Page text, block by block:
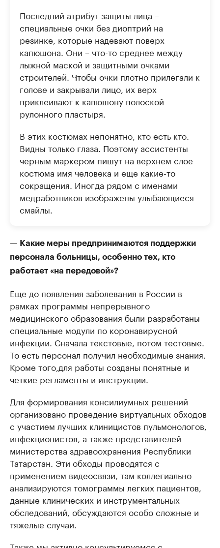
Последний атрибут защиты лица –
специальные очки без диоптрий на
резинке, которые надевают поверх
капюшона. Они – что-то среднее между
лыжной маской и защитными очками
строителей. Чтобы очки плотно прилегали к
голове и закрывали лицо, их верх
приклеивают к капюшону полоской
рулонного пластыря.
В этих костюмах непонятно, кто есть кто.
Видны только глаза. Поэтому ассистенты
черным маркером пишут на верхнем слое
костюма имя человека и еще какие-то
сокращения. Иногда рядом с именами
медработников изображены улыбающиеся
смайлы.
— Какие меры предпринимаются поддержки
персонала больницы, особенно тех, кто
работает «на передовой»?
Еще до появления заболевания в России в
рамках программы непрерывного
медицинского образования были разработаны
специальные модули по коронавирусной
инфекции. Сначала текстовые, потом тестовые.
То есть персонал получил необходимые знания.
Кроме того,для работы созданы понятные и
четкие регламенты и инструкции.
Для формирования консилиумных решений
организовано проведение виртуальных обходов
с участием лучших клиницистов пульмонологов,
инфекционистов, а также представителей
министерства здравоохранения Республики
Татарстан. Эти обходы проводятся с
применением видеосвязи, там коллегиально
анализируются томограммы легких пациентов,
данные клинических и инструментальных
обследований, обсуждаются особо сложные и
тяжелые случаи.